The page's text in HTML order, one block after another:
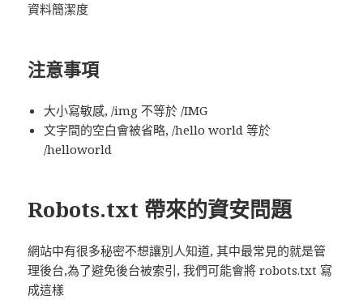
資料簡潔度
注意事項
大小寫敏感, /img 不等於 /IMG
文字間的空白會被省略, /hello world 等於
/helloworld
Robots.txt 帶來的資安問題
網站中有很多秘密不想讓別人知道, 其中最常見的就是管
理後台,為了避免後台被索引, 我們可能會將 robots.txt 寫
成這樣